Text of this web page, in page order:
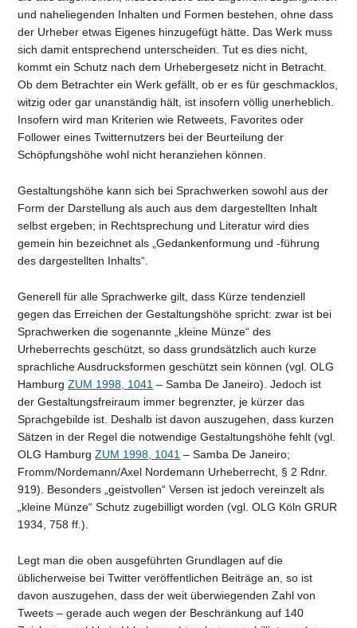
und naheliegenden Inhalten und Formen bestehen, ohne dass
der Urheber etwas Eigenes hinzugefügt hätte. Das Werk muss
sich damit entsprechend unterscheiden. Tut es dies nicht,
kommt ein Schutz nach dem Urhebergesetz nicht in Betracht.
Ob dem Betrachter ein Werk gefällt, ob er es für geschmacklos,
witzig oder gar unanständig hält, ist insofern völlig unerheblich.
Insofern wird man Kriterien wie Retweets, Favorites oder
Follower eines Twitternutzers bei der Beurteilung der
Schöpfungshöhe wohl nicht heranziehen können.
Gestaltungshöhe kann sich bei Sprachwerken sowohl aus der
Form der Darstellung als auch aus dem dargestellten Inhalt
selbst ergeben; in Rechtsprechung und Literatur wird dies
gemein hin bezeichnet als „Gedankenformung und -führung
des dargestellten Inhalts“.
Generell für alle Sprachwerke gilt, dass Kürze tendenziell
gegen das Erreichen der Gestaltungshöhe spricht: zwar ist bei
Sprachwerken die sogenannte „kleine Münze“ des
Urheberrechts geschützt, so dass grundsätzlich auch kurze
sprachliche Ausdrucksformen geschützt sein können (vgl. OLG
HamburgZUM 1998, 1041 – Samba De Janeiro). Jedoch ist
der Gestaltungsfreiraum immer begrenzter, je kürzer das
Sprachgebilde ist. Deshalb ist davon auszugehen, dass kurzen
Sätzen in der Regel die notwendige Gestaltungshöhe fehlt (vgl.
OLG HamburgZUM 1998, 1041 – Samba De Janeiro;
Fromm/Nordemann/Axel Nordemann Urheberrecht, § 2 Rdnr.
919). Besonders „geistvollen“ Versen ist jedoch vereinzelt als
„kleine Münze“ Schutz zugebilligt worden (vgl. OLG Köln GRUR
1934, 758 ff.).
Legt man die oben ausgeführten Grundlagen auf die
üblicherweise bei Twitter veröffentlichen Beiträge an, so ist
davon auszugehen, dass der weit überwiegenden Zahl von
Tweets – gerade auch wegen der Beschränkung auf 140